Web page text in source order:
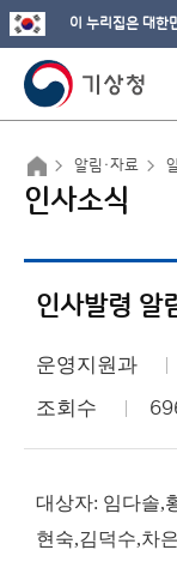
이 누리집은 대한
알림·자료
인사소식
운영지원과
조회수
대상자: 임다솔,
현숙,김덕수,차